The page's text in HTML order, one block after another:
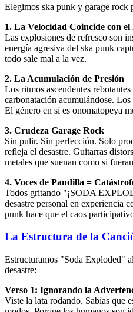
Elegimos ska punk y garage rock
1. La Velocidad Coincide con el
Las explosiones de refresco son
energía agresiva del ska punk
todo sale mal a la vez.
2. La Acumulación de Presión
Los ritmos ascendentes
carbonatación acumulándose.
El género en sí es onomatopeya
3. Crudeza Garage Rock
Sin pulir. Sin perfección. Solo
refleja el desastre. Guitarras
metales que suenan como si
4. Voces de Pandilla =
Todos gritando "¡SODA
desastre personal en experiencia
punk hace que el caos
La Estructura de la
Estructuramos "Soda Exploded"
desastre:
Verso 1: Ignorando la
Viste la lata rodando. Sabías que